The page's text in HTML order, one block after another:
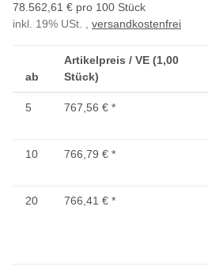
78.562,61 € pro 100 Stück
inkl. 19% USt. , versandkostenfrei
ab
Artikelpreis / VE (1,00
Stück)
5 767,56 € *
10 766,79 € *
20 766,41 € *